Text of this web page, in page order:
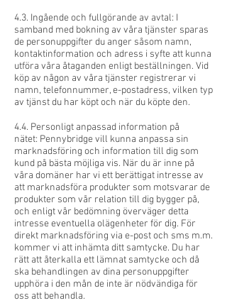
4.3. Ingående och fullgörande av avtal: I
samband med bokning av våra tjänster sparas
de personuppgifter du anger såsom namn,
kontaktinformation och adress i syfte att kunna
utföra våra åtaganden enligt beställningen. Vid
köp av någon av våra tjänster registrerar vi
namn, telefonnummer, e-postadress, vilken typ
av tjänst du har köpt och när du köpte den.
4.4. Personligt anpassad information på
nätet: Pennybridge vill kunna anpassa sin
marknadsföring och information till dig som
kund på bästa möjliga vis. När du är inne på
våra domäner har vi ett berättigat intresse av
att marknadsföra produkter som motsvarar de
produkter som vår relation till dig bygger på,
och enligt vår bedömning överväger detta
intresse eventuella olägenheter för dig. För
direkt marknadsföring via e-post och sms m.m.
kommer vi att inhämta ditt samtycke. Du har
rätt att återkalla ett lämnat samtycke och då
ska behandlingen av dina personuppgifter
upphöra i den mån de inte är nödvändiga för
oss att behandla.